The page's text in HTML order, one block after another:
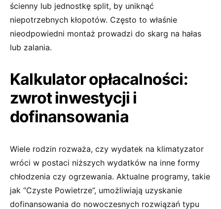
ścienny lub jednostkę split, by uniknąć
niepotrzebnych kłopotów. Często to właśnie
nieodpowiedni montaż prowadzi do skarg na hałas
lub zalania.
Kalkulator opłacalności:
zwrot inwestycji i
dofinansowania
Wiele rodzin rozważa, czy wydatek na klimatyzator
wróci w postaci niższych wydatków na inne formy
chłodzenia czy ogrzewania. Aktualne programy, takie
jak “Czyste Powietrze”, umożliwiają uzyskanie
dofinansowania do nowoczesnych rozwiązań typu